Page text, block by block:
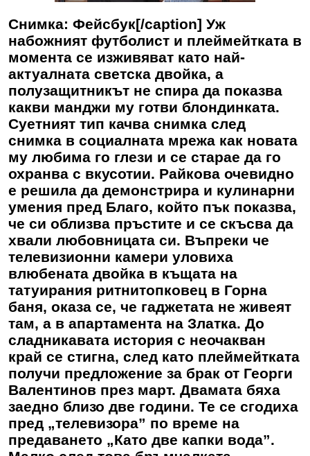
Снимка: Фейсбук[/caption] Уж
набожният футболист и плеймейтката в
момента се изживяват като най-
актуалната светска двойка, а
полузащитникът не спира да показва
какви манджи му готви блондинката.
Суетният тип качва снимка след
снимка в социалната мрежа как новата
му любима го глези и се старае да го
охранва с вкусотии. Райкова очевидно
е решила да демонстрира и кулинарни
умения пред Благо, който пък показва,
че си облизва пръстите и се скъсва да
хвали любовницата си. Въпреки че
телевизионни камери уловиха
влюбената двойка в къщата на
татуирания ритнитопковец в Горна
баня, оказа се, че гаджетата не живеят
там, а в апартамента на Златка. До
сладникавата история с неочакван
край се стигна, след като плеймейтката
получи предложение за брак от Георги
Валентинов през март. Двамата бяха
заедно близо две години. Те се сгодиха
пред „телевизора” по време на
предаването „Като две капки вода”.